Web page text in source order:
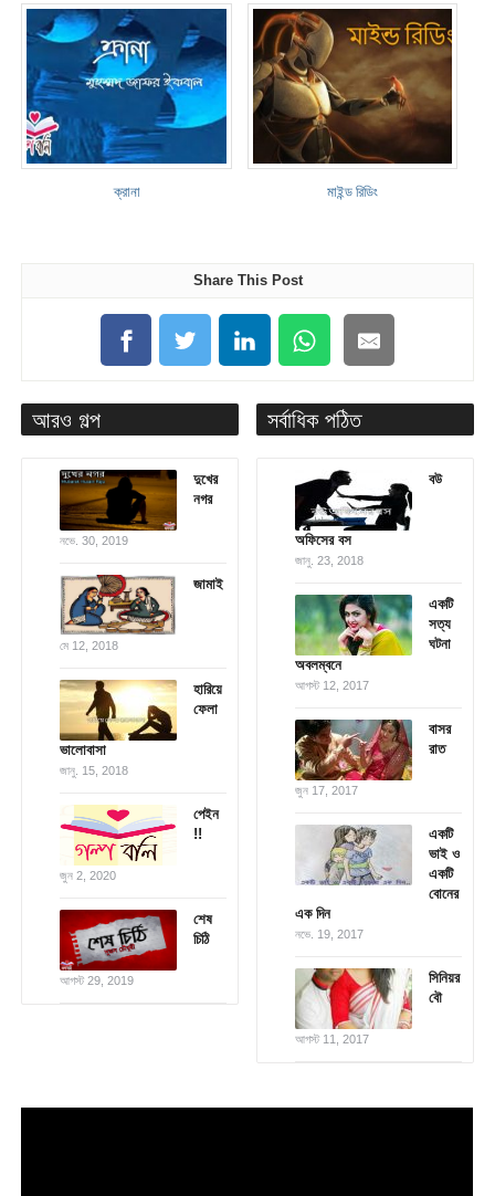
ক্রানা মাইন্ড রিডিং
Share This Post
আরও গল্প
দুখের
নগর
নভে. 30, 2019
জামাই
মে 12, 2018
হারিয়ে
ফেলা
ভালোবাসা
জানু. 15, 2018
পেইন
!!
জুন 2, 2020
শেষ
চিঠি
আগস্ট 29, 2019
সর্বাধিক পঠিত
বউ
অফিসের বস
জানু. 23, 2018
একটি
সত্য
ঘটনা
অবলম্বনে
আগস্ট 12, 2017
বাসর
রাত
জুন 17, 2017
একটি
ভাই ও
একটি
বোনের
এক দিন
নভে. 19, 2017
সিনিয়র
বৌ
আগস্ট 11, 2017